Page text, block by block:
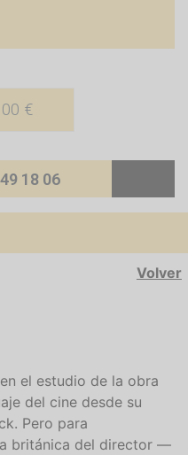
€
18 06
Volver
el estudio de la obra
del cine desde su
Pero para
británica del director —